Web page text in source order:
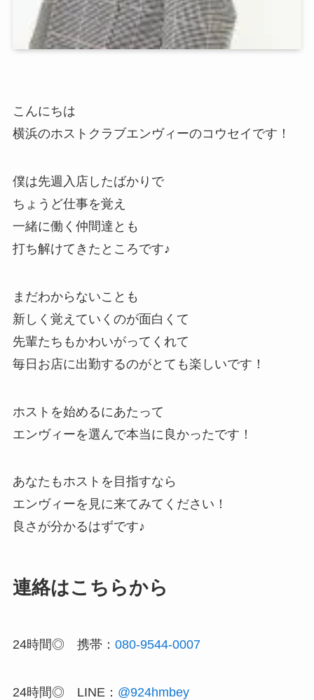
こんにちは
横浜のホストクラブエンヴィーのコウセイです！
僕は先週入店したばかりで
ちょうど仕事を覚え
一緒に働く仲間達とも
打ち解けてきたところです♪
まだわからないことも
新しく覚えていくのが面白くて
先輩たちもかわいがってくれて
毎日お店に出勤するのがとても楽しいです！
ホストを始めるにあたって
エンヴィーを選んで本当に良かったです！
あなたもホストを目指すなら
エンヴィーを見に来てみてください！
良さが分かるはずです♪
連絡はこちらから
24時間◎ 携帯： 080-9544-0007
24時間◎ LINE： @924hmbey